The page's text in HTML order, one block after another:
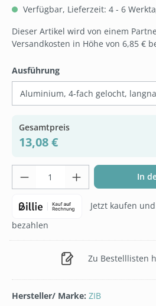
Verfügbar, Lieferzeit: 4 - 6
Dieser Artikel wird von einem
Versandkosten in Höhe von 6,85 €
Ausführungauswählen
Gesamtpreis
13,08 €
Produkt Anzahl: GibIn
Jetzt kaufen
bezahlen
Zu Bestelllisten
Hersteller/ Marke: ZIB